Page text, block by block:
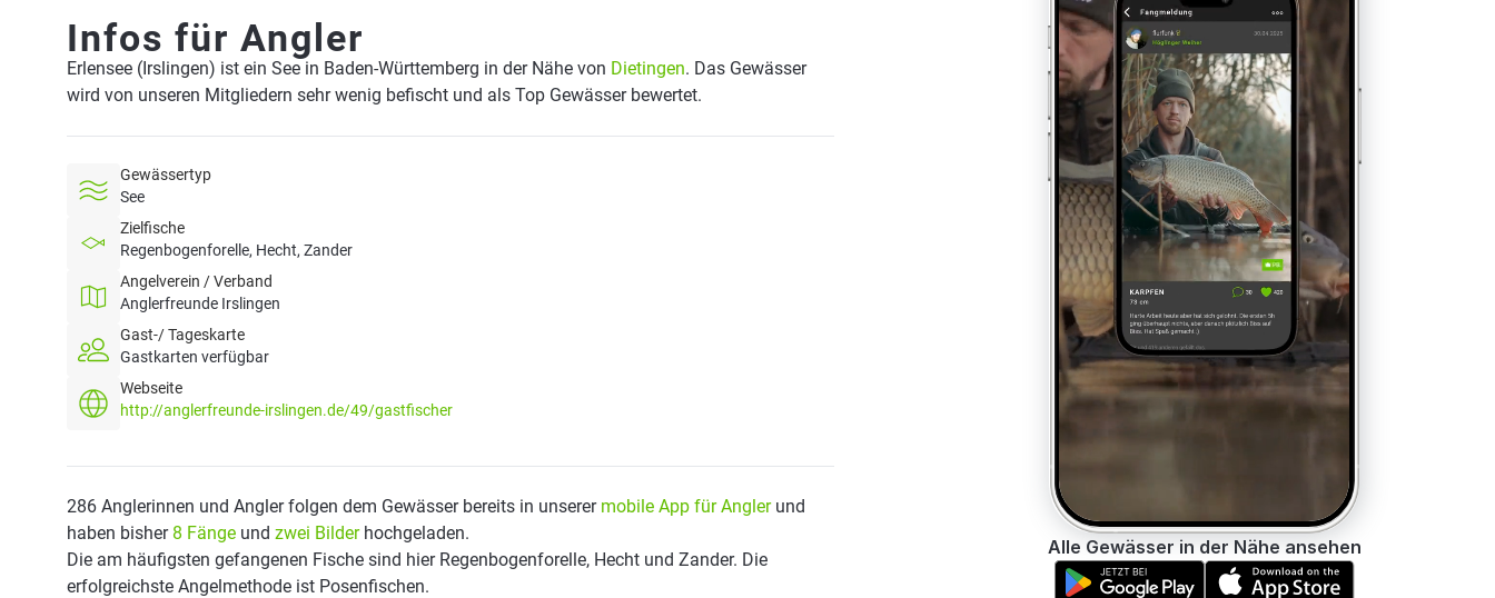
Infos für Angler
Erlensee (Irslingen) ist ein See in Baden-Württemberg in der Nähe von Dietingen. Das Gewässer
wird von unseren Mitgliedern sehr wenig befischt und als Top Gewässer bewertet.
Gewässertyp
See
Zielfische
Regenbogenforelle, Hecht, Zander
Angelverein / Verband
Anglerfreunde Irslingen
Gast-/ Tageskarte
Gastkarten verfügbar
Webseite
http://anglerfreunde-irslingen.de/49/gastfischer
286 Anglerinnen und Angler folgen dem Gewässer bereits in unserer mobile App für Anglerund
haben bisher 8 Fänge und zwei Bilderhochgeladen.
Die am häufigsten gefangenen Fische sind hier Regenbogenforelle, Hecht und Zander. Die
erfolgreichste Angelmethode ist Posenfischen.
Alle Gewässer in der Nähe ansehen